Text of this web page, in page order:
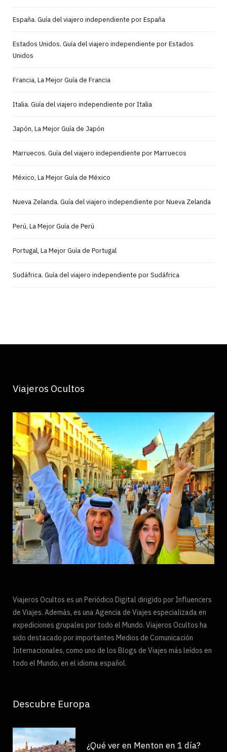
España. Guía del viajero independiente por España
Estados Unidos. Guía del viajero independiente por Estados
Unidos
Francia, La Mejor Guía de Francia
Italia. Guía del viajero independiente por Italia
Japón, La Mejor Guía de Japón
Marruecos. Guía del viajero independiente por Marruecos
México, La Mejor Guía de México
Nueva Zelanda. Guía del viajero independiente por Nueva Zelanda
Perú, La Mejor Guía de Perú
Portugal, La Mejor Guía de Portugal
Sudáfrica. Guía del viajero independiente por Sudáfrica
Viajeros Ocultos
Viajeros Ocultos es un Periódico Digital dirigido por Influencers
de Viajes. Además, es una Agencia de Viajes especializada en
expediciones grupales por todo el Mundo. Viajeros Ocultos ha
sido destacado por importantes Medios de Comunicación
Internacionales, como uno de los Blogs de Viajes más leídos en
todo el Mundo, en el idioma español.
Descubre Europa
¿Qué ver en Menton en 1 día?